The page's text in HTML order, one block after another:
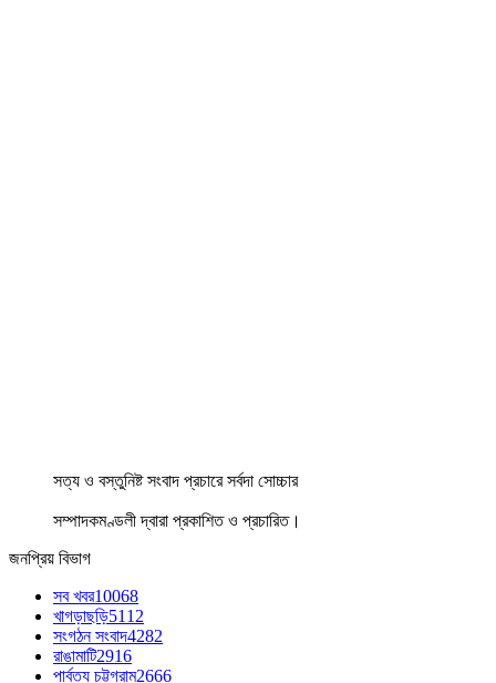
সত্য ও বস্তুনিষ্ট সংবাদ প্রচারে সর্বদা সোচ্চার
সম্পাদকমণ্ডলী দ্বারা প্রকাশিত ও প্রচারিত।
জনপ্রিয় বিভাগ
সব খবর10068
খাগড়াছড়ি5112
সংগঠন সংবাদ4282
রাঙামাটি2916
পার্বত্য চট্টগ্রাম2666